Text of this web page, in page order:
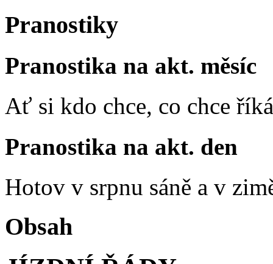
Pranostiky
Pranostika na akt. měsíc
Ať si kdo chce, co chce
Pranostika na akt. den
Hotov v srpnu sáně a v
Obsah